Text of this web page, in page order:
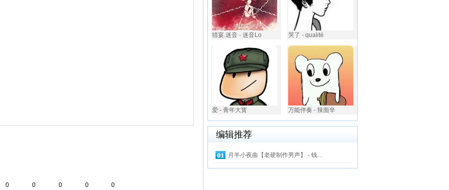
0 0 0 0 0
猎宴.迷音 - 迷音Lo 哭了 - qualité
爱 - 青年大寳 万能伴奏 - 辣面辛
编辑推荐
月半小夜曲【老硬制作男声】 - 钱…